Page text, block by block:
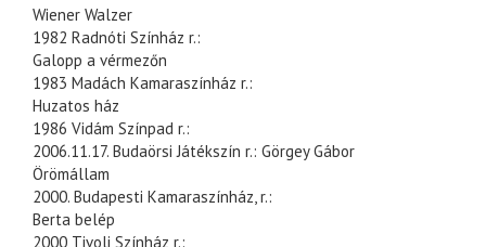
Wiener Walzer
1982 Radnóti Színház r.:
Galopp a vérmezőn
1983 Madách Kamaraszínház r.:
Huzatos ház
1986 Vidám Színpad r.:
2006.11.17. Budaörsi Játékszín r.: Görgey Gábor
Örömállam
2000. Budapesti Kamaraszínház, r.:
Berta belép
2000 Tivoli Színház r.: